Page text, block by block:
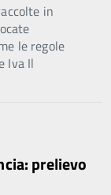
in
le regole
Iva Il
prelievo